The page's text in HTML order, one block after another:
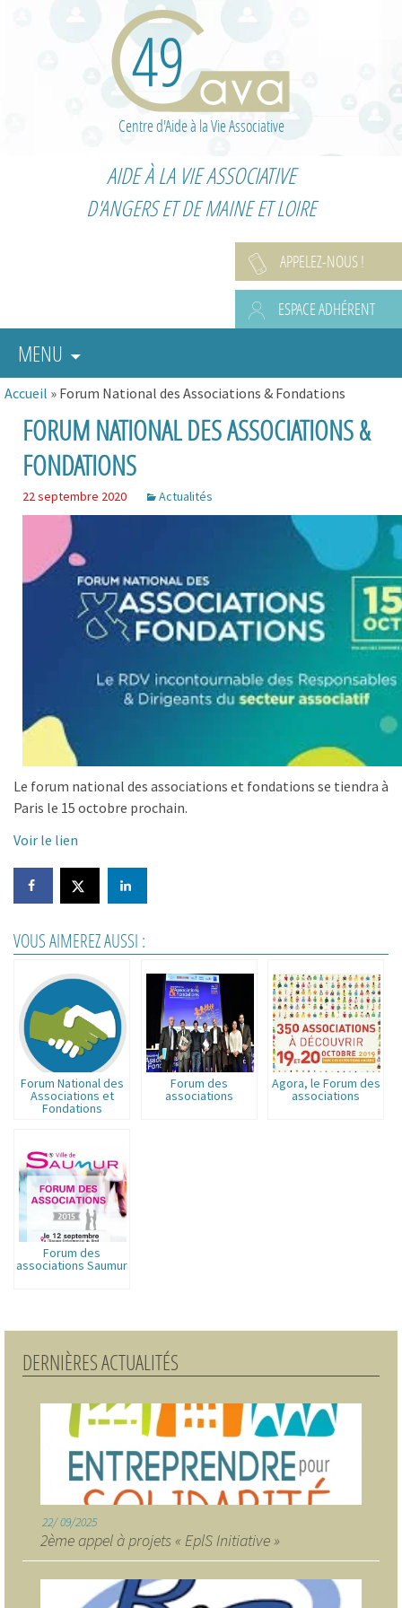
Centre d'Aide à la Vie Associative
AIDE À LA VIE ASSOCIATIVE
D'ANGERS ET DE MAINE ET LOIRE
APPELEZ-NOUS !
ESPACE ADHÉRENT
MENU
Accueil » Forum National des Associations & Fondations
FORUM NATIONAL DES ASSOCIATIONS &
FONDATIONS
22 septembre 2020 Actualités
Le forum national des associations et fondations se tiendra à
Paris le 15 octobre prochain.
Voir le lien
VOUS AIMEREZ AUSSI :
Forum National des
Associations et
Fondations
Forum des
associations
Agora, le Forum des
associations
Forum des
associations Saumur
DERNIÈRES ACTUALITÉS
22 09/2025
2ème appel à projets « EplS Initiative »